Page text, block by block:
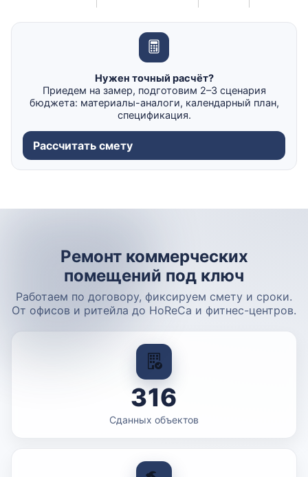
Нужен точный расчёт?
Приедем на замер, подготовим 2–3 сценария
бюджета: материалы-аналоги, календарный план,
спецификация.
Рассчитать смету
Ремонт коммерческих
помещений под ключ
Работаем по договору, фиксируем смету и сроки.
От офисов и ритейла до HoReCa и фитнес-центров.
316
Сданных объектов